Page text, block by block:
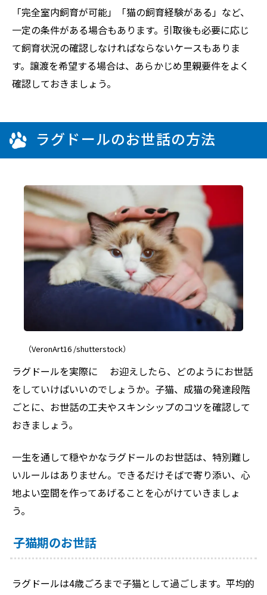
「完全室内飼育が可能」「猫の飼育経験がある」など、
一定の条件がある場合もあります。引取後も必要に応じ
て飼育状況の確認しなければならないケースもありま
す。譲渡を希望する場合は、あらかじめ里親要件をよく
確認しておきましょう。
ラグドールのお世話の方法
（VeronArt16 /shutterstock）
ラグドールを実際に お迎えしたら、どのようにお世話
をしていけばいいのでしょうか。子猫、成猫の発達段階
ごとに、お世話の工夫やスキンシップのコツを確認して
おきましょう。
一生を通して穏やかなラグドールのお世話は、特別難し
いルールはありません。できるだけそばで寄り添い、心
地よい空間を作ってあげることを心がけていきましょ
う。
子猫期のお世話
ラグドールは4歳ごろまで子猫として過ごします。平均的